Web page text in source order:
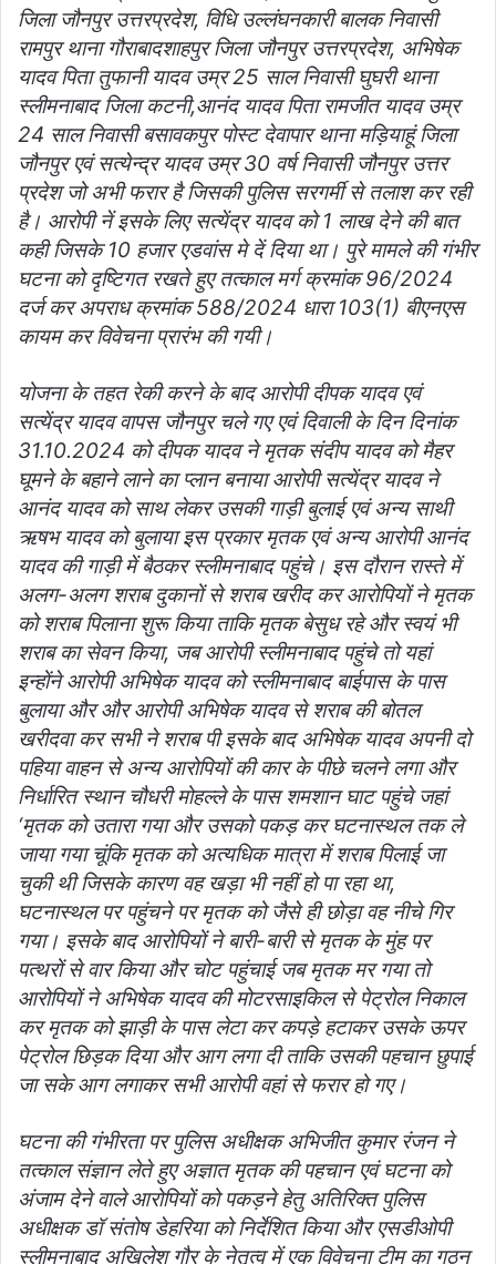
जिला जौनपुर उत्तरप्रदेश, विधि उल्लंघनकारी बालक निवासी
रामपुर थाना गौराबादशाहपुर जिला जौनपुर उत्तरप्रदेश, अभिषेक
यादव पिता तुफानी यादव उम्र 25 साल निवासी घुघरी थाना
स्लीमनाबाद जिला कटनी,आनंद यादव पिता रामजीत यादव उम्र
24 साल निवासी बसावकपुर पोस्ट देवापार थाना मड़ियाहूं जिला
जौनपुर एवं सत्येन्द्र यादव उम्र 30 वर्ष निवासी जौनपुर उत्तर
प्रदेश जो अभी फरार है जिसकी पुलिस सरगर्मी से तलाश कर रही
है। आरोपी नें इसके लिए सत्येंद्र यादव को 1 लाख देने की बात
कही जिसके 10 हजार एडवांस मे दें दिया था। पुरे मामले की गंभीर
घटना को दृष्टिगत रखते हुए तत्काल मर्ग क्रमांक 96/2024
दर्ज कर अपराध क्रमांक 588/2024 धारा 103(1) बीएनएस
कायम कर विवेचना प्रारंभ की गयी।
योजना के तहत रेकी करने के बाद आरोपी दीपक यादव एवं
सत्येंद्र यादव वापस जौनपुर चले गए एवं दिवाली के दिन दिनांक
31.10.2024 को दीपक यादव ने मृतक संदीप यादव को मैहर
घूमने के बहाने लाने का प्लान बनाया आरोपी सत्येंद्र यादव ने
आनंद यादव को साथ लेकर उसकी गाड़ी बुलाई एवं अन्य साथी
ऋषभ यादव को बुलाया इस प्रकार मृतक एवं अन्य आरोपी आनंद
यादव की गाड़ी में बैठकर स्लीमनाबाद पहुंचे। इस दौरान रास्ते में
अलग-अलग शराब दुकानों से शराब खरीद कर आरोपियों ने मृतक
को शराब पिलाना शुरू किया ताकि मृतक बेसुध रहे और स्वयं भी
शराब का सेवन किया, जब आरोपी स्लीमनाबाद पहुंचे तो यहां
इन्होंने आरोपी अभिषेक यादव को स्लीमनाबाद बाईपास के पास
बुलाया और और आरोपी अभिषेक यादव से शराब की बोतल
खरीदवा कर सभी ने शराब पी इसके बाद अभिषेक यादव अपनी दो
पहिया वाहन से अन्य आरोपियों की कार के पीछे चलने लगा और
निर्धारित स्थान चौधरी मोहल्ले के पास शमशान घाट पहुंचे जहां
‘मृतक को उतारा गया और उसको पकड़ कर घटनास्थल तक ले
जाया गया चूंकि मृतक को अत्यधिक मात्रा में शराब पिलाई जा
चुकी थी जिसके कारण वह खड़ा भी नहीं हो पा रहा था,
घटनास्थल पर पहुंचने पर मृतक को जैसे ही छोड़ा वह नीचे गिर
गया। इसके बाद आरोपियों ने बारी-बारी से मृतक के मुंह पर
पत्थरों से वार किया और चोट पहुंचाई जब मृतक मर गया तो
आरोपियों ने अभिषेक यादव की मोटरसाइकिल से पेट्रोल निकाल
कर मृतक को झाड़ी के पास लेटा कर कपड़े हटाकर उसके ऊपर
पेट्रोल छिड़क दिया और आग लगा दी ताकि उसकी पहचान छुपाई
जा सके आग लगाकर सभी आरोपी वहां से फरार हो गए।
घटना की गंभीरता पर पुलिस अधीक्षक अभिजीत कुमार रंजन ने
तत्काल संज्ञान लेते हुए अज्ञात मृतक की पहचान एवं घटना को
अंजाम देने वाले आरोपियों को पकड़ने हेतु अतिरिक्त पुलिस
अधीक्षक डॉ संतोष डेहरिया को निर्देशित किया और एसडीओपी
स्लीमनाबाद अखिलेश गौर के नेतृत्व में एक विवेचना टीम का गठन